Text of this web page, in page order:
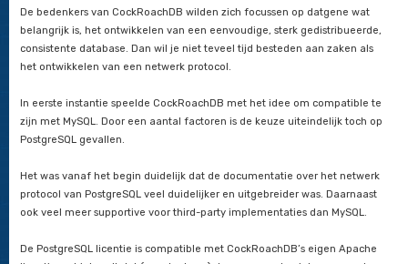
CockRoachDB high available, hoewel “available” in dit kader
betekent dan de manier waarop het gebruikt wordt in de
de CAP theorie is het een binaire eigenschap, maar bij High
een systeem dat 99,999% van de tijd beschikbaar is).
van de nodes tegen elkaar kan praten ze blijven werken.
bijvoorbeeld CockRoachDB installeert in 3 datacenters en
naar 1 van deze datacenters raakt onbeschikbaar, dan zullen
datacenters verder kunnen werken met slechts seconden